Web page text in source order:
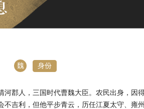
魏 身份
河郡人，三国时代曹魏大臣。农民出身，因
不吉利，但他平步青云，历任江夏太守、雍